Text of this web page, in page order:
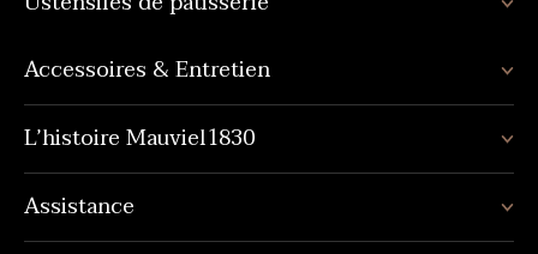
Accessoires & Entretien
L’histoire Mauviel1830
Assistance